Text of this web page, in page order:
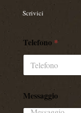
Scrivici
Telefono *
M
e
Messaggio